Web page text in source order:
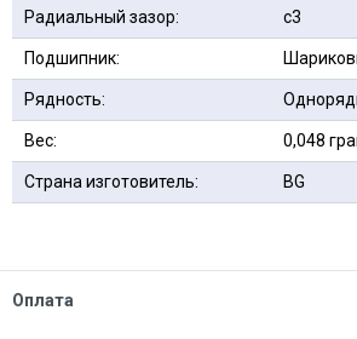
Радиальный зазор: c3
Подшипник:
Рядность:
Вес: 0,048
Страна изготовитель: BG
Оплата